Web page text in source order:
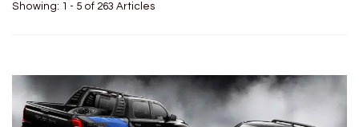
Showing: 1 - 5 of 263 Articles